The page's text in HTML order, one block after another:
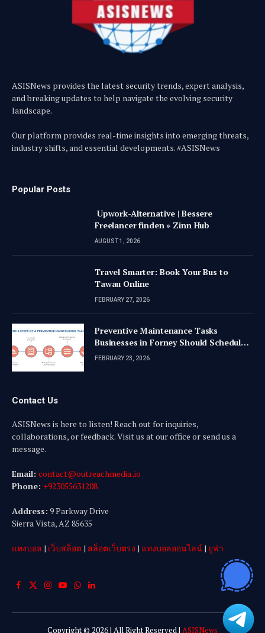
ASISNews provides the latest security trends, expert analysis,
and breaking updates to help navigate the evolving security
landscape.
Our platform provides real-time insights into emerging threats,
industry shifts, and essential developments. #ASISNews
Popular Posts
Upwork-Alternative | Bessere
Freelancer finden » Zinn Hub
AUGUST 1, 2026
Travel Smarter: Book Your Bus to
Tawau Online
FEBRUARY 27, 2026
Preventive Maintenance Tasks
Businesses in Forney Should Schedule
Quarterly
FEBRUARY 23, 2026
Contact Us
ASISNews is here to listen! Reach out for inquiries,
collaborations, or feedback. Visit us at our office or send us a
message.
Email: contact@outreachmedia .io
Phone: +923055631208
Address: 9 Parkway Drive
Sierra Vista, AZ 85635
แทงบอล | เว็บสล็อต | สล็อตเว็บตรง | แทงบอลออนไลน์ | ยูฟ่า
Facebook
X
Instagram
YouTube
WhatsApp
LinkedIn
Copyright © 2026 | All Right Reserved | ASISNews